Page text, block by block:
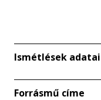
Ismétlések adatai
Forrásmű címe